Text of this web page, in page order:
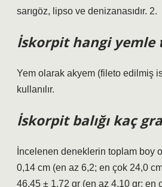
sarıgöz, lipso ve denizanasıdır. 2.
İskorpit hangi yemle
Yem olarak akyem (fileto edilmiş
kullanılır.
İskorpit balığı kaç
İncelenen deneklerin toplam boy
0,14 cm (en az 6,2; en çok 24,0
46,45 ± 1,72 gr (en az 4,10 gr; en